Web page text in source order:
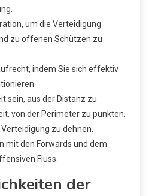
um die Verteidigung
zu offenen Schützen zu
indem Sie sich effektiv
sein, aus der Distanz zu
von der Perimeter zu punkten,
zu dehnen.
mit den Forwards und dem
Fluss.
der